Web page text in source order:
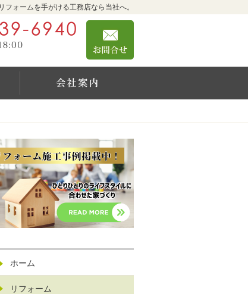
ォームを手がける工務店なら当社へ。
ホーム
リフォーム
0467-39-6940
営業時間9:00～18:00 定休日：日曜日